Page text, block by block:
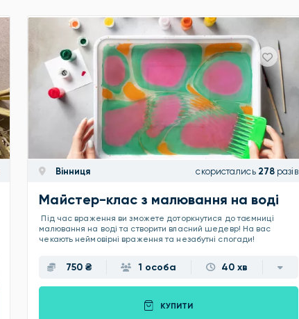
Вінниця скористались 278 разів
Майстер-клас з малювання на воді
Під час враження ви зможете доторкнутися до таємниці
малювання на воді та створити власний шедевр! На вас
чекають неймовірні враження та незабутні спогади!
750 ₴ 1 особа 40 хв
КУПИТИ